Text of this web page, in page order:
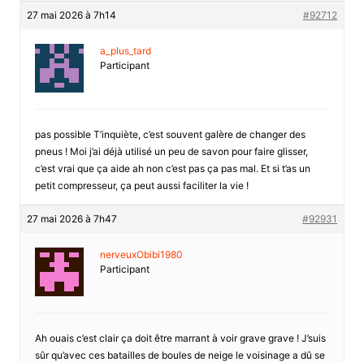
27 mai 2026 à 7h14 #92712
a_plus_tard
Participant
pas possible T’inquiète, c’est souvent galère de changer des
pneus ! Moi j’ai déjà utilisé un peu de savon pour faire glisser,
c’est vrai que ça aide ah non c’est pas ça pas mal. Et si t’as un
petit compresseur, ça peut aussi faciliter la vie !
27 mai 2026 à 7h47 #92931
nerveuxObibi1980
Participant
Ah ouais c’est clair ça doit être marrant à voir grave grave ! J’suis
sûr qu’avec ces batailles de boules de neige le voisinage a dû se